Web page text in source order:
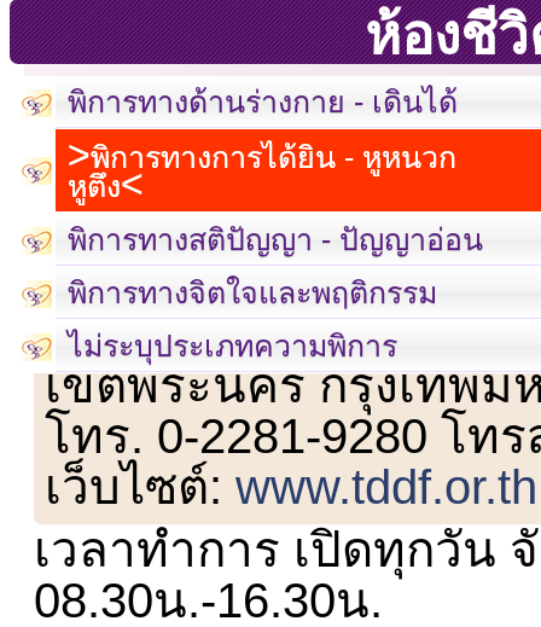
ห้องชี
พิการทางด้านร่างกาย - เดินได้
พิการทางการได้ยิน - หูหนวก
หูตึง
พิการทางสติปัญญา - ปัญญาอ่อน
พิการทางจิตใจและพฤติกรรม
ไม่ระบุประเภทความพิการ
เลขที่ 23 ชั้น 2 ถนนวิ
เขตพระนคร กรุงเทพม
โทร. 0-2281-9280 โท
เว็บไซต์:www.tddf.or.th
เวลาทำการ เปิดทุกวัน
08.30น.-16.30น.